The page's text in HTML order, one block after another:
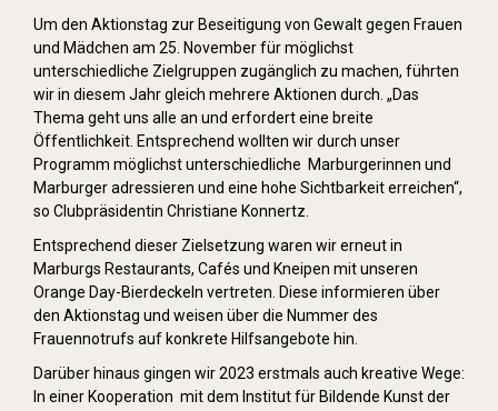
Um den Aktionstag zur Beseitigung von Gewalt gegen Frauen
und Mädchen am 25. November für möglichst
unterschiedliche Zielgruppen zugänglich zu machen, führten
wir in diesem Jahr gleich mehrere Aktionen durch. „Das
Thema geht uns alle an und erfordert eine breite
Öffentlichkeit. Entsprechend wollten wir durch unser
Programm möglichst unterschiedliche Marburgerinnen und
Marburger adressieren und eine hohe Sichtbarkeit erreichen“,
so Clubpräsidentin Christiane Konnertz.
Entsprechend dieser Zielsetzung waren wir erneut in
Marburgs Restaurants, Cafés und Kneipen mit unseren
Orange Day-Bierdeckeln vertreten. Diese informieren über
den Aktionstag und weisen über die Nummer des
Frauennotrufs auf konkrete Hilfsangebote hin.
Darüber hinaus gingen wir 2023 erstmals auch kreative Wege:
In einer Kooperation mit dem Institut für Bildende Kunst der